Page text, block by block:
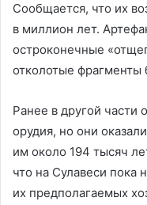
Сообщается, что их
в миллион лет.
остроконечные
отколотые фрагменты
Ранее в другой части
орудия, но они
им около 194 тысяч
что на Сулавеси пока
их предполагаемых